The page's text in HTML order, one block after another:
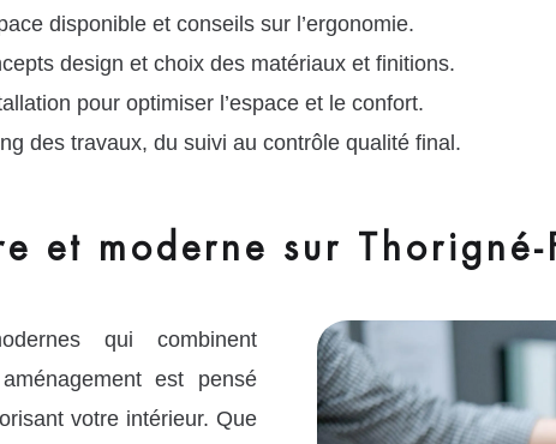
disponible et conseils sur l’ergonomie.
design et choix des matériaux et finitions.
pour optimiser l’espace et le confort.
des travaux, du suivi au contrôle qualité final.
et moderne sur
qui combinent
est pensé
votre intérieur. Que